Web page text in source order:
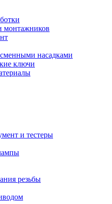
монтажников
насадками
ключи
и тестеры
резьбы